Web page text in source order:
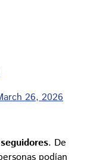
26, 2026
. De
podían